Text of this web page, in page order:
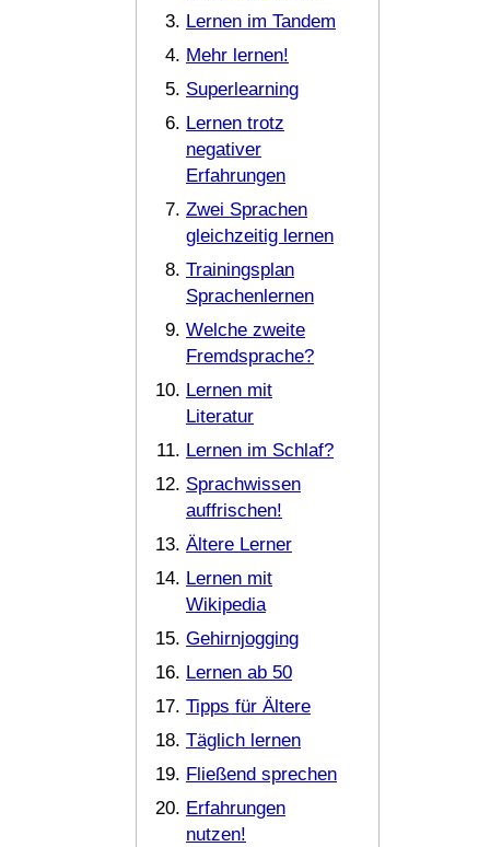
Lernen im Tandem
Mehr lernen!
Superlearning
Lernen trotz
negativer
Erfahrungen
Zwei Sprachen
gleichzeitig lernen
Trainingsplan
Sprachenlernen
Welche zweite
Fremdsprache?
Lernen mit
Literatur
Lernen im Schlaf?
Sprachwissen
auffrischen!
Ältere Lerner
Lernen mit
Wikipedia
Gehirnjogging
Lernen ab 50
Tipps für Ältere
Täglich lernen
Fließend sprechen
Erfahrungen
nutzen!